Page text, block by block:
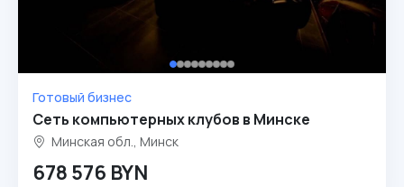
Готовый бизнес
Сеть компьютерных клубов в Минске
Минская обл., Минск
678 576 BYN